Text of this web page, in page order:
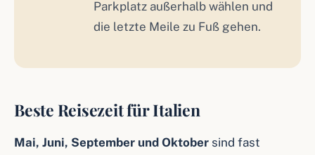
Parkplatz außerhalb wählen und
die letzte Meile zu Fuß gehen.
Beste Reisezeit für Italien
Mai, Juni, September und Oktober sind fast